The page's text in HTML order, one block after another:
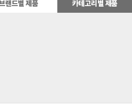
랜드별 제품 카테고리별 제품